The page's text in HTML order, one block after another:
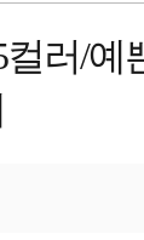
러/예